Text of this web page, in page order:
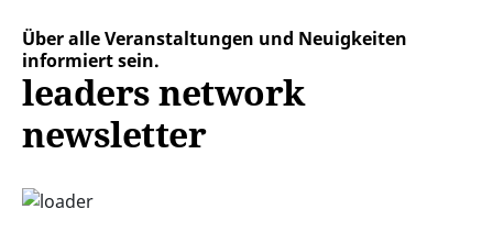
Über alle Veranstaltungen und Neuigkeiten
informiert sein.
leaders network
newsletter